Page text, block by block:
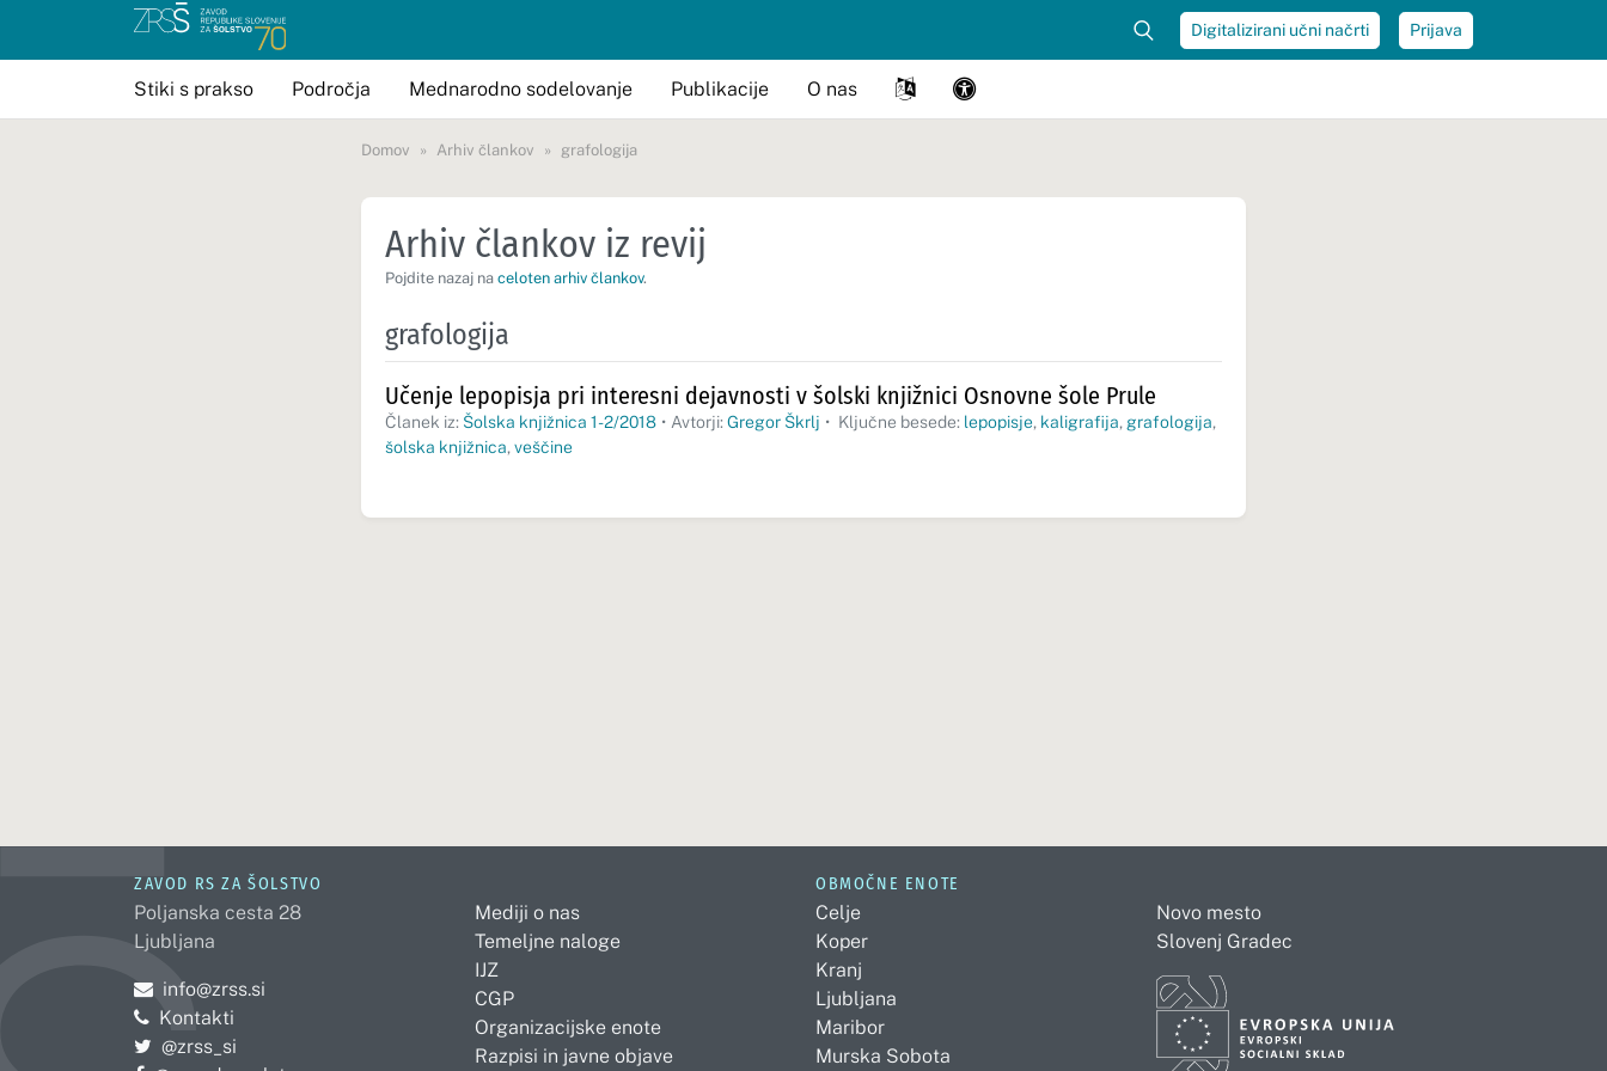
Digitalizirani učni načrti Prijava
Stiki s prakso Področja Mednarodno sodelovanje Publikacije O nas
Domov Arhiv člankov grafologija
Arhiv člankov iz revij
Pojdite nazaj na celoten arhiv člankov.
grafologija
Učenje lepopisja pri interesni dejavnosti v šolski knjižnici Osnovne šole Prule
Članek iz: Šolska knjižnica 1-2/2018 • Avtorji: Gregor Škrlj • Ključne besede: lepopisje, kaligrafija, grafologija,
šolska knjižnica, veščine
ZAVOD RS ZA ŠOLSTVO
Poljanska cesta 28
Ljubljana
Pošljite e-mail na
info@zrss.si
Kontakti
Pojdite na Twitter:
@zrss_si
Mediji o nas
Temeljne naloge
IJZ
CGP
Organizacijske enote
Razpisi in javne objave
OBMOČNE ENOTE
Celje
Koper
Kranj
Ljubljana
Maribor
Murska Sobota
Novo mesto
Slovenj Gradec